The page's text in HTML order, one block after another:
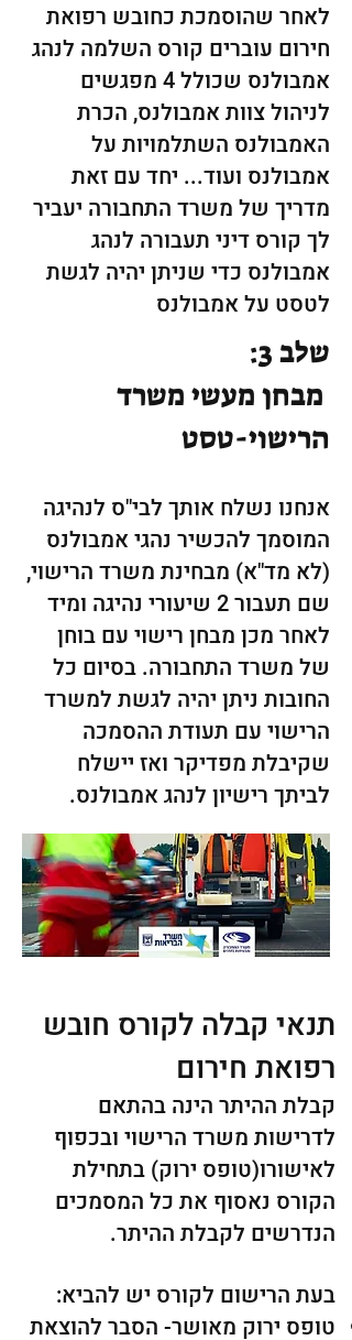
לאחר שהוסמכת כחובש רפואת
חירום עוברים קורס השלמה לנהג
אמבולנס שכולל 4 מפגשים
לניהול צוות אמבולנס, הכרת
האמבולנס השתלמויות על
אמבולנס ועוד... יחד עם זאת
מדריך של משרד התחבורה יעביר
לך קורס דיני תעבורה לנהג
אמבולנס כדי שניתן יהיה לגשת
לטסט על אמבולנס
שלב 3:
מבחן מעשי משרד
הרישוי-טסט
אנחנו נשלח אותך לבי"ס לנהיגה
המוסמך להכשיר נהגי אמבולנס
(לא מד"א) מבחינת משרד הרישוי,
שם תעבור 2 שיעורי נהיגה ומיד
לאחר מכן מבחן רישוי עם בוחן
של משרד התחבורה. בסיום כל
החובות ניתן יהיה לגשת למשרד
הרישוי עם תעודת ההסמכה
שקיבלת מפדיקר ואז יישלח
לביתך רישיון לנהג אמבולנס.
תנאי קבלה לקורס חובש
רפואת חירום
קבלת ההיתר הינה בהתאם
לדרישות משרד הרישוי ובכפוף
לאישורו(טופס ירוק) בתחילת
הקורס נאסוף את כל המסמכים
הנדרשים לקבלת ההיתר.
בעת הרישום לקורס יש להביא:
טופס ירוק מאושר- הסבר להוצאת